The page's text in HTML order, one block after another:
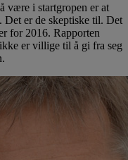
være i startgropen er at
Det er de skeptiske til. Det
for 2016. Rapporten
er villige til å gi fra seg